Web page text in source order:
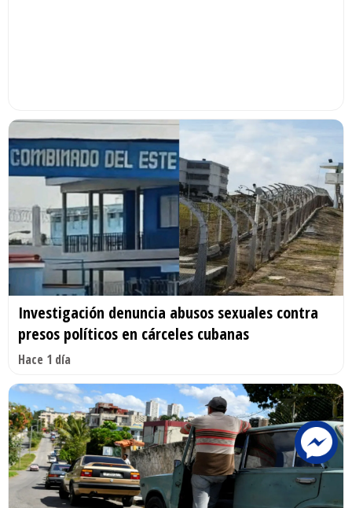
Investigación denuncia abusos sexuales contra
presos políticos en cárceles cubanas
Hace 1 día